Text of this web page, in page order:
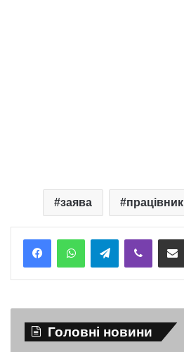
заява працівник
TelegramViber
Головні новини